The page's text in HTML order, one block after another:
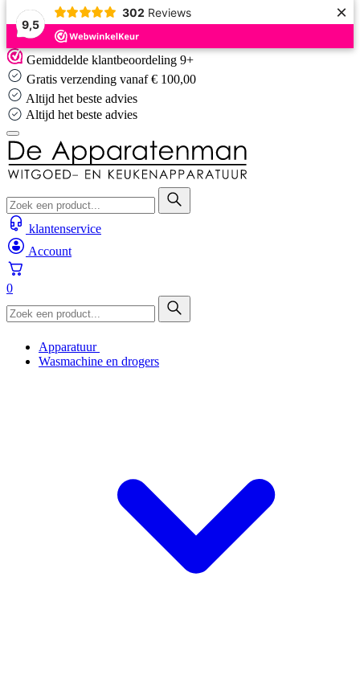
9,5
302 Reviews ×
Skip
to
content
Gemiddelde klantbeoordeling 9+
Gratis verzending vanaf € 100,00
Altijd het beste advies
Altijd het beste advies
klantenservice
Account
0
Apparatuur
Wasmachine en drogers